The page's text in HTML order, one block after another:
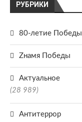
РУБРИКИ
80-летие Победы
Zнамя Победы
Актуальное
(28 989)
Антитеррор